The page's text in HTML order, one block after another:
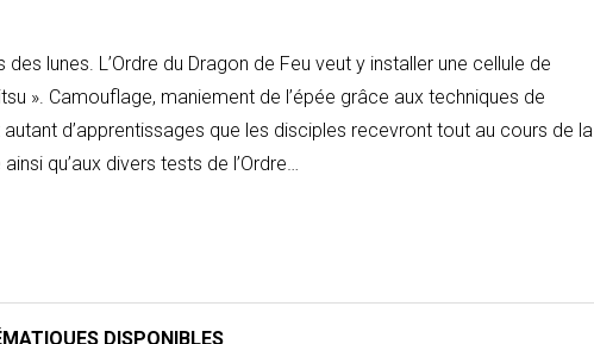
lunes. L’Ordre du Dragon de Feu veut y installer une cellule de
». Camouflage, maniement de l’épée grâce aux techniques de
d’apprentissages que les disciples recevront tout au cours de la
qu’aux divers tests de l’Ordre…
DISPONIBLES